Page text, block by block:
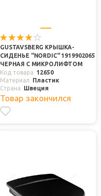
GUSTAVSBERG КРЫШКА-
СИДЕНЬЕ "NORDIC" 1919902065
ЧЕРНАЯ С МИКРОЛИФТОМ
Код товара
12650
Материал
Пластик
Страна
Швеция
Товар закончился